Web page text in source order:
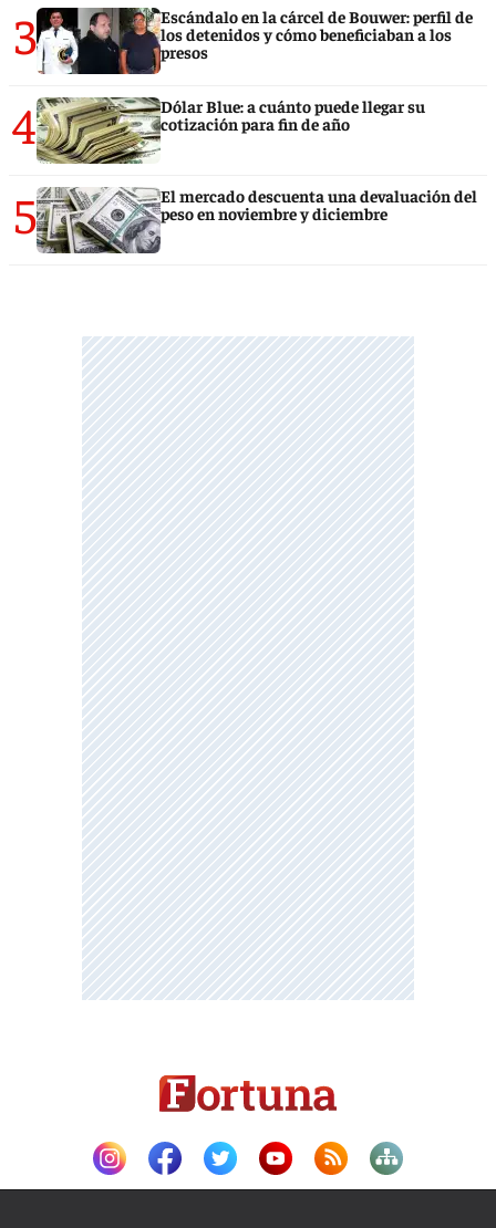
3
Escándalo en la cárcel de Bouwer: perfil de
los detenidos y cómo beneficiaban a los
presos
4
Dólar Blue: a cuánto puede llegar su
cotización para fin de año
5
El mercado descuenta una devaluación del
peso en noviembre y diciembre